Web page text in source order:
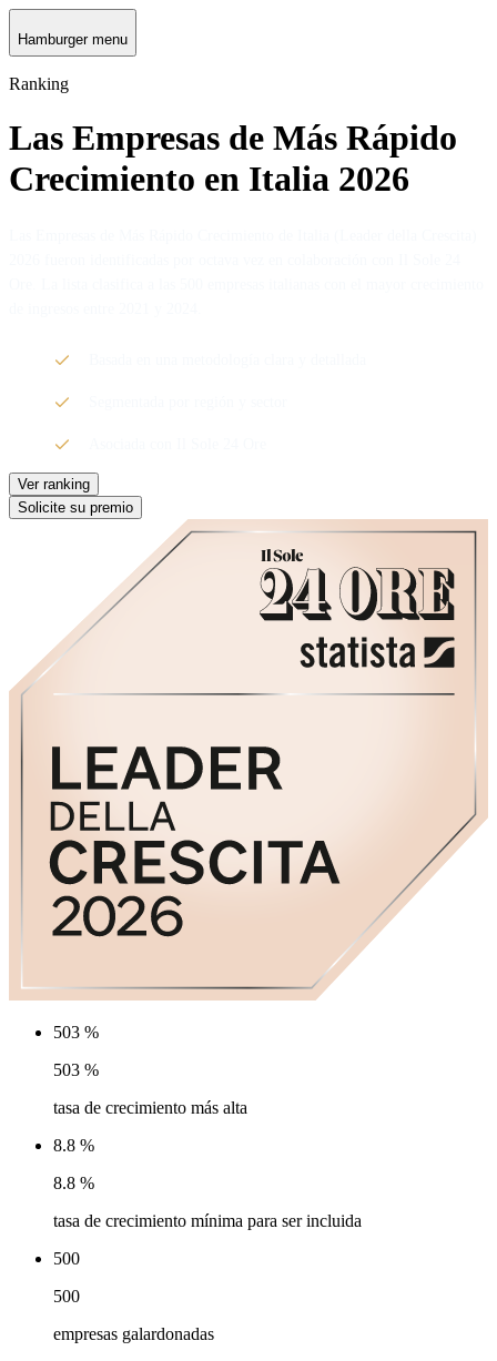
Hamburger menu
Ranking
Las Empresas de Más Rápido
Crecimiento en Italia 2026
Ver ranking
Solicite su premio
503 %
503 %
tasa de crecimiento más alta
8.8 %
8.8 %
tasa de crecimiento mínima para ser incluida
500
500
empresas galardonadas